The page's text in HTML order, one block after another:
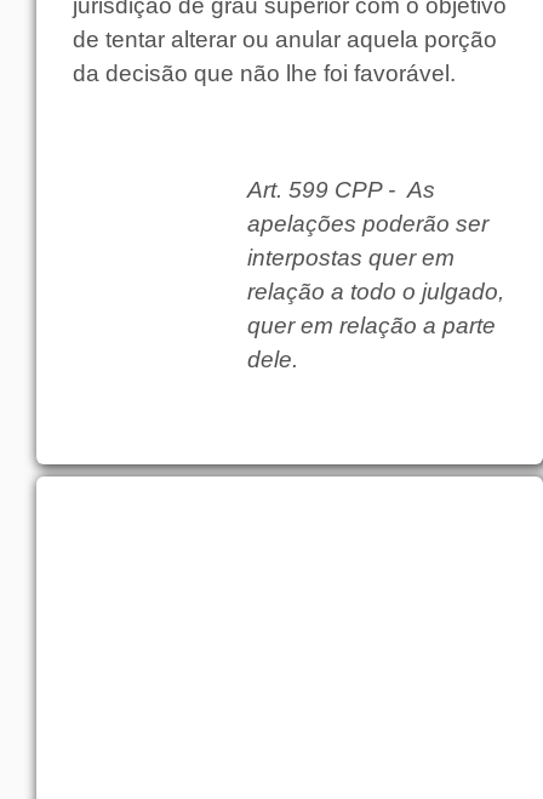
jurisdição de grau superior com o objetivo
de tentar alterar ou anular aquela porção
da decisão que não lhe foi favorável.
Art. 599 CPP - As
apelações poderão ser
interpostas quer em
relação a todo o julgado,
quer em relação a parte
dele.